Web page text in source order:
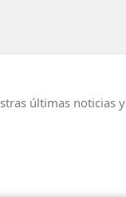
últimas noticias y